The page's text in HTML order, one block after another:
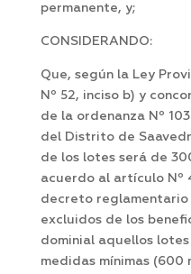
permanente, y;
CONSIDERANDO:
Que, según la Ley
Nº 52, inciso b) y
de la ordenanza Nº
del Distrito de
de los lotes será de
acuerdo al artículo Nº
decreto reglamentario
excluidos de los
dominial aquellos
medidas mínimas